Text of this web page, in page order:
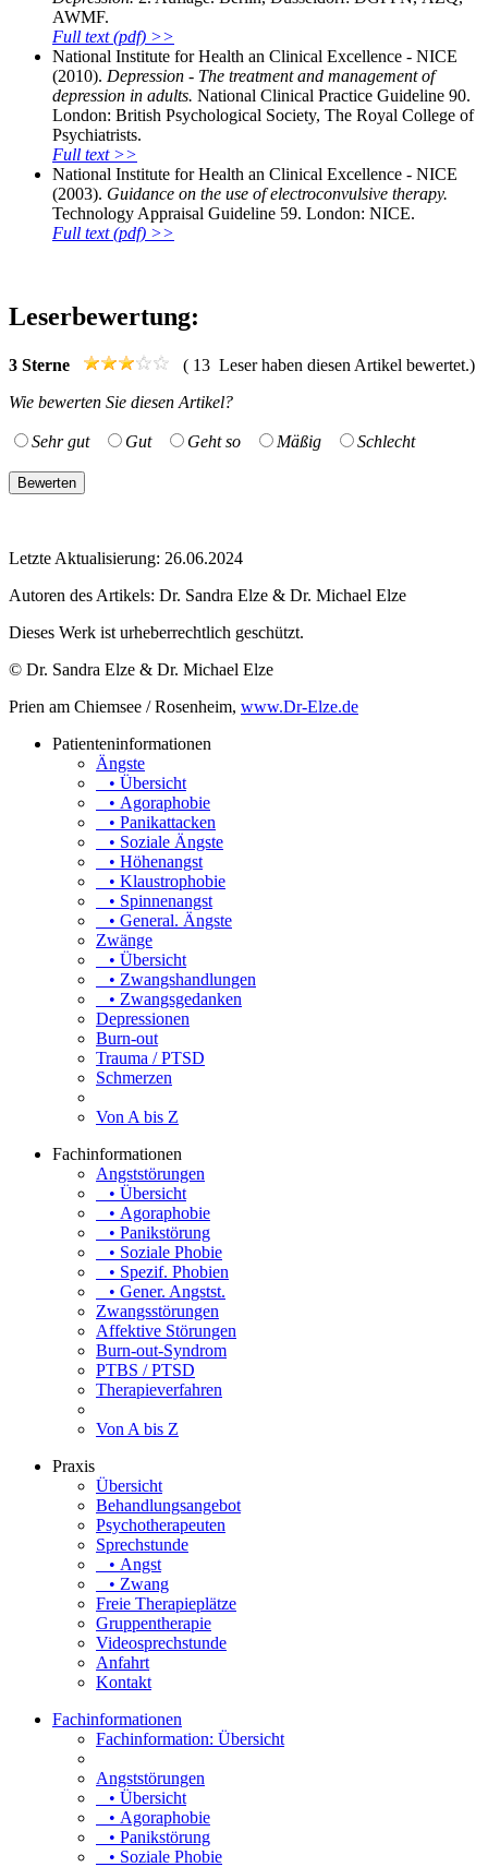
AWMF.
Full text (pdf) >>
National Institute for Health an Clinical Excellence - NICE
(2010). Depression - The treatment and management of
depression in adults. National Clinical Practice Guideline 90.
London: British Psychological Society, The Royal College of
Psychiatrists.
Full text >>
National Institute for Health an Clinical Excellence - NICE
(2003). Guidance on the use of electroconvulsive therapy.
Technology Appraisal Guideline 59. London: NICE.
Full text (pdf) >>
Leserbewertung:
3 Sterne ( 13 Leser haben diesen Artikel bewertet.)
Wie bewerten Sie diesen Artikel?
Sehr gut Gut Geht so Mäßig Schlecht
Letzte Aktualisierung: 26.06.2024
Autoren des Artikels: Dr. Sandra Elze & Dr. Michael Elze
Dieses Werk ist urheberrechtlich geschützt.
© Dr. Sandra Elze & Dr. Michael Elze
Prien am Chiemsee / Rosenheim, www.Dr-Elze.de
Patienteninformationen
Ängste
• Übersicht
• Agoraphobie
• Panikattacken
• Soziale Ängste
• Höhenangst
• Klaustrophobie
• Spinnenangst
• General. Ängste
Zwänge
• Übersicht
• Zwangshandlungen
• Zwangsgedanken
Depressionen
Burn-out
Trauma / PTSD
Schmerzen
Von A bis Z
Fachinformationen
Angststörungen
• Übersicht
• Agoraphobie
• Panikstörung
• Soziale Phobie
• Spezif. Phobien
• Gener. Angstst.
Zwangsstörungen
Affektive Störungen
Burn-out-Syndrom
PTBS / PTSD
Therapieverfahren
Von A bis Z
Praxis
Übersicht
Behandlungsangebot
Psychotherapeuten
Sprechstunde
• Angst
• Zwang
Freie Therapieplätze
Gruppentherapie
Videosprechstunde
Anfahrt
Kontakt
Fachinformationen
Fachinformation: Übersicht
Angststörungen
• Übersicht
• Agoraphobie
• Panikstörung
• Soziale Phobie